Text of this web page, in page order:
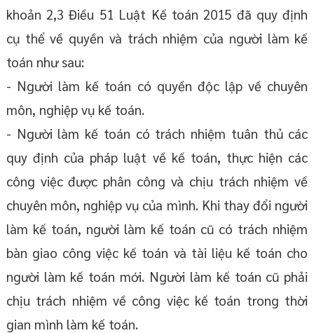
khoản 2,3 Điều 51 Luật Kế toán 2015 đã quy định
cụ thể về quyền và trách nhiệm của người làm kế
toán như sau:
- Người làm kế toán có quyền độc lập về chuyên
môn, nghiệp vụ kế toán.
- Người làm kế toán có trách nhiệm tuân thủ các
quy định của pháp luật về kế toán, thực hiện các
công việc được phân công và chịu trách nhiệm về
chuyên môn, nghiệp vụ của mình. Khi thay đổi người
làm kế toán, người làm kế toán cũ có trách nhiệm
bàn giao công việc kế toán và tài liệu kế toán cho
người làm kế toán mới. Người làm kế toán cũ phải
chịu trách nhiệm về công việc kế toán trong thời
gian mình làm kế toán.